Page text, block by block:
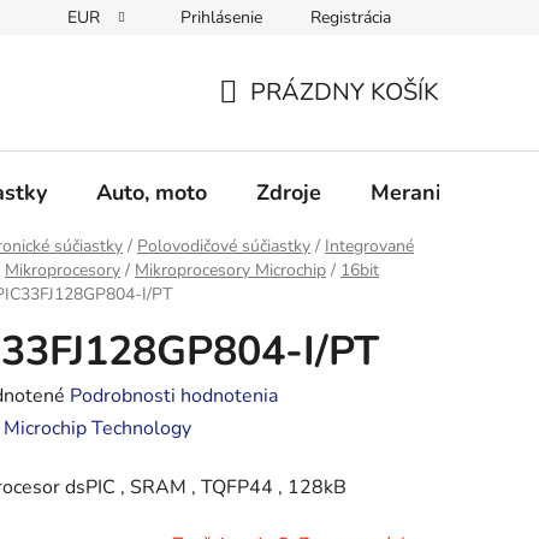
Obchodné podmienky Podmienky ochrany osobných údajov
EUR Prihlásenie Registrácia
KOŠÍK
PRÁZDNY KOŠÍK
Auto, moto Zdroje Meranie -
súčiastky / Polovodičové súčiastky / Integrované
Mikroprocesory / Mikroprocesory Microchip / 16bit
I/PT
I/PT
Podrobnosti hodnotenia
Microchip Technology
dsPIC , SRAM , TQFP44 , 128kB